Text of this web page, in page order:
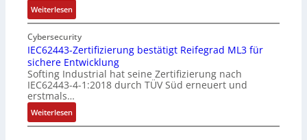
Weiterlesen:
E
i
n
f
a
c
h
e
S
Cybersecurity
IEC62443-Zertifizierung bestätigt Reifegrad ML3 für
sichere Entwicklung
Softing Industrial hat seine Zertifizierung nach
IEC62443-4-1:2018 durch TÜV Süd erneuert und
erstmals…
Weiterlesen:
I